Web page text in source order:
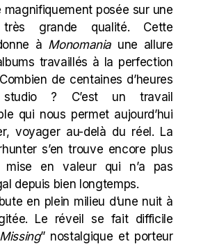
magnifiquement posée sur une
grande qualité. Cette
à Monomania une allure
travaillés à la perfection
de centaines d’heures
? C’est un travail
qui nous permet aujourd’hui
voyager au-delà du réel. La
s’en trouve encore plus
mise en valeur qui n’a pas
depuis bien longtemps.
en plein milieu d’une nuit à
Le réveil se fait difficile
” nostalgique et porteur